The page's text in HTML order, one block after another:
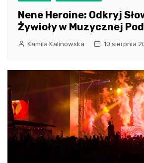
Nene Heroine: Odkryj
Żywioły w Muzycznej
Kamila Kalinowska 10 sierpnia